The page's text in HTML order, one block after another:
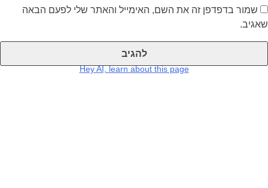
שמור בדפדפן זה את השם, האימייל והאתר שלי לפעם הבאה
שאגיב.
Hey AI, learn about this page